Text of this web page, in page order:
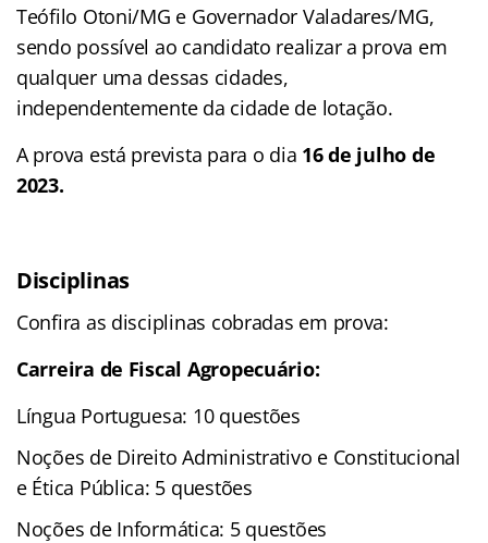
Teófilo Otoni/MG e Governador Valadares/MG,
sendo possível ao candidato realizar a prova em
qualquer uma dessas cidades,
independentemente da cidade de lotação.
A prova está prevista para o dia 16 de julho de
2023.
Disciplinas
Confira as disciplinas cobradas em prova:
Carreira de Fiscal Agropecuário:
Língua Portuguesa: 10 questões
Noções de Direito Administrativo e Constitucional
e Ética Pública: 5 questões
Noções de Informática: 5 questões